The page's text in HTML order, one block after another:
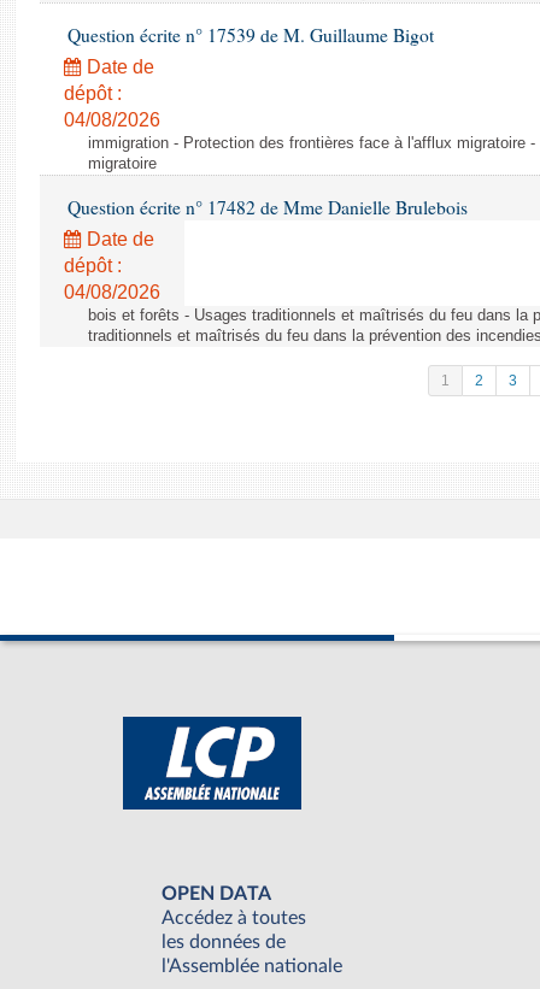
Question écrite n° 17539 de M. Guillaume Bigot
Date de
dépôt :
04/08/2026
immigration - Protection des frontières face à l'afflux migratoire
migratoire
Question écrite n° 17482 de Mme Danielle Brulebois
Date de
dépôt :
04/08/2026
bois et forêts - Usages traditionnels et maîtrisés du feu dans la
traditionnels et maîtrisés du feu dans la prévention des
1 2 3
OPEN DATA
Accédez à toutes
les données de
l'Assemblée nationale